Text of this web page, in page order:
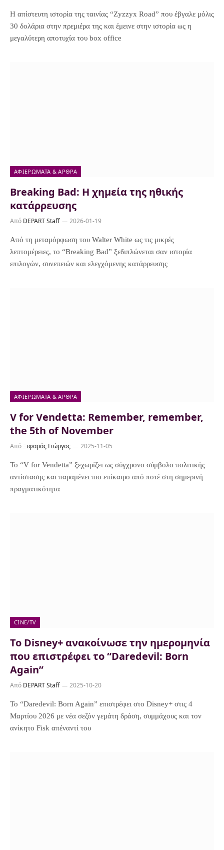
Η απίστευτη ιστορία της ταινίας “Zyzzyx Road” που έβγαλε μόλις
30 δολάρια στην πρεμιέρα της και έμεινε στην ιστορία ως η
μεγαλύτερη αποτυχία του box office
ΑΦΙΕΡΏΜΑΤΑ & ΆΡΘΡΑ
Breaking Bad: H χημεία της ηθικής
κατάρρευσης
Από DEPART Staff 2026-01-19
Από τη μεταμόρφωση του Walter White ως τις μικρές
λεπτομέρειες, το “Breaking Bad” ξεδιπλώνεται σαν ιστορία
επιλογών, συνεπειών και ελεγχόμενης κατάρρευσης
ΑΦΙΕΡΏΜΑΤΑ & ΆΡΘΡΑ
V for Vendetta: Remember, remember,
the 5th of November
ΑπόΞιφαράς Γιώργος 2025-11-05
Το “V for Vendetta” ξεχωρίζει ως σύγχρονο σύμβολο πολιτικής
αντίστασης και παραμένει πιο επίκαιρο από ποτέ στη σημερινή
πραγματικότητα
CINE/TV
To Disney+ ανακοίνωσε την ημερομηνία
που επιστρέφει το “Daredevil: Born
Again”
Από DEPART Staff 2025-10-20
Το “Daredevil: Born Again” επιστρέφει στο Disney+ στις 4
Μαρτίου 2026 με νέα σεζόν γεμάτη δράση, συμμάχους και τον
ανίκητο Fisk απέναντί του